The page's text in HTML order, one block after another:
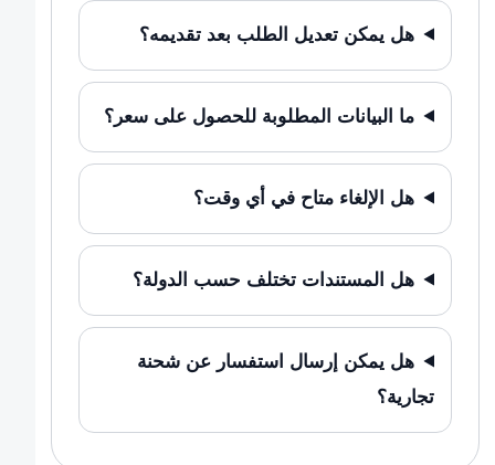
هل يمكن تعديل الطلب بعد تقديمه؟
ما البيانات المطلوبة للحصول على سعر؟
هل الإلغاء متاح في أي وقت؟
هل المستندات تختلف حسب الدولة؟
هل يمكن إرسال استفسار عن شحنة
تجارية؟